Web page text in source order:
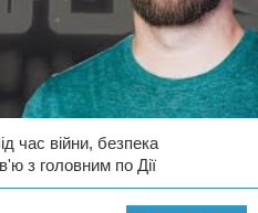
час війни, безпека
з головним по Дії